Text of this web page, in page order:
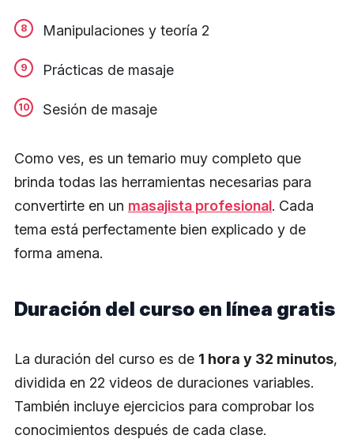
Manipulaciones y teoría 2
Prácticas de masaje
Sesión de masaje
Como ves, es un temario muy completo que
brinda todas las herramientas necesarias para
convertirte en un masajista profesional. Cada
tema está perfectamente bien explicado y de
forma amena.
Duración del curso en línea gratis
La duración del curso es de 1 hora y 32 minutos,
dividida en 22 videos de duraciones variables.
También incluye ejercicios para comprobar los
conocimientos después de cada clase.